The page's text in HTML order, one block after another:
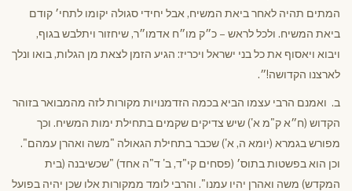
המתים תהיה לאחר ביאת המשיח, אבל יחידי סגולה יקומו לתחי׳ קודם
ביאת המשיח. ולכל לראש – כ״ק מו״ח אדמו״ר, שיחזור ויתלבש בגוף,
ויבוא ויאסוף את כל בני ישראל ויכריז: הגיע הזמן לצאת מן הגלות, בואו ונלך
לארצנו הקדושה!״.
ב. ואמנם הרבי עצמו הביא בכמה הזדמנויות מקורות לזה מהמבואר בזוהר
הקדוש (ח״א ק"מ א') שיש צדיקים שקמים בתחילת ימות המשיח. וכך
מפורש בגמרא (יומא ה, א') שכבר בתחילת הגאולה "משה ואהרן עמהם".
וכן הוא בפשטות בתוס׳ (פסחים קי"ד, ב' ד"ה אחד) "שכשיבנה (בית
המקדש) משה ואהרן יהיו עמנו". והרבי לומד ממקורות אלו שכן יהיה בפועל